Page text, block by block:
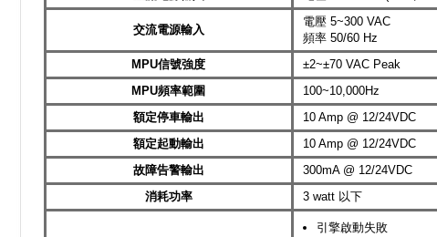
交流電源輸入
電壓 5~300 VAC
頻率 50/60 Hz
MPU信號強度
±2~±70 VAC Peak
MPU頻率範圍
100~10,000Hz
額定停車輸出
10 Amp @ 12/24VDC
額定起動輸出
10 Amp @ 12/24VDC
故障告警輸出
300mA @ 12/24VDC
消耗功率
3 watt 以下
引擎啟動失敗